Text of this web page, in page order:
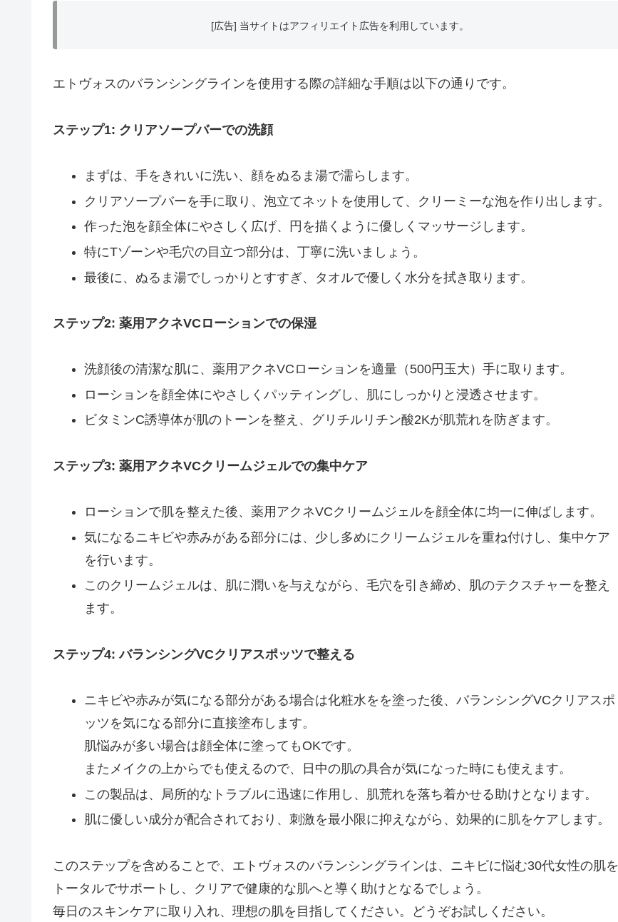
[広告] 当サイトはアフィリエイト広告を利用しています。
エトヴォスのバランシングラインを使用する際の詳細な手順は以下の通りです。
ステップ1: クリアソープバーでの洗顔
まずは、手をきれいに洗い、顔をぬるま湯で濡らします。
クリアソープバーを手に取り、泡立てネットを使用して、クリーミーな泡を作り出します。
作った泡を顔全体にやさしく広げ、円を描くように優しくマッサージします。
特にTゾーンや毛穴の目立つ部分は、丁寧に洗いましょう。
最後に、ぬるま湯でしっかりとすすぎ、タオルで優しく水分を拭き取ります。
ステップ2: 薬用アクネVCローションでの保湿
洗顔後の清潔な肌に、薬用アクネVCローションを適量（500円玉大）手に取ります。
ローションを顔全体にやさしくパッティングし、肌にしっかりと浸透させます。
ビタミンC誘導体が肌のトーンを整え、グリチルリチン酸2Kが肌荒れを防ぎます。
ステップ3: 薬用アクネVCクリームジェルでの集中ケア
ローションで肌を整えた後、薬用アクネVCクリームジェルを顔全体に均一に伸ばします。
気になるニキビや赤みがある部分には、少し多めにクリームジェルを重ね付けし、集中ケア
を行います。
このクリームジェルは、肌に潤いを与えながら、毛穴を引き締め、肌のテクスチャーを整え
ます。
ステップ4: バランシングVCクリアスポッツで整える
ニキビや赤みが気になる部分がある場合は化粧水をを塗った後、バランシングVCクリアスポ
ッツを気になる部分に直接塗布します。
肌悩みが多い場合は顔全体に塗ってもOKです。
またメイクの上からでも使えるので、日中の肌の具合が気になった時にも使えます。
この製品は、局所的なトラブルに迅速に作用し、肌荒れを落ち着かせる助けとなります。
肌に優しい成分が配合されており、刺激を最小限に抑えながら、効果的に肌をケアします。
このステップを含めることで、エトヴォスのバランシングラインは、ニキビに悩む30代女性の肌を
トータルでサポートし、クリアで健康的な肌へと導く助けとなるでしょう。
毎日のスキンケアに取り入れ、理想の肌を目指してください。どうぞお試しください。